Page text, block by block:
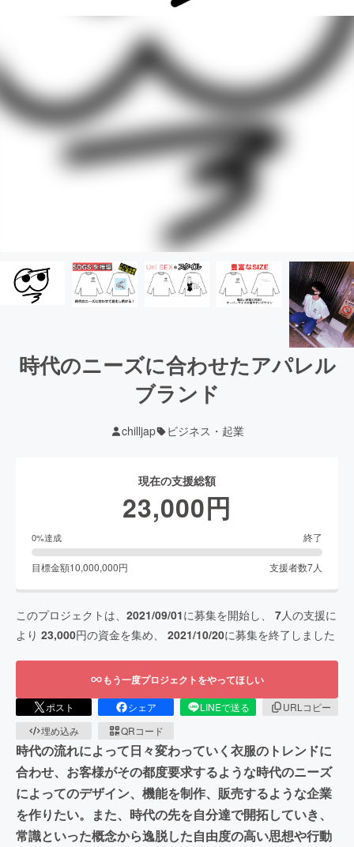
時代のニーズに合わせたアパレル
ブランド
chilljap ビジネス・起業
現在の支援総額
23,000円
0%達成 終了
目標金額10,000,000円 支援者数7人
このプロジェクトは、 2021/09/01に募集を開始し、 7人の支援に
より 23,000円の資金を集め、 2021/10/20に募集を終了しました
もう一度プロジェクトをやってほしい
ポスト シェア LINEで送る
URLコピー
埋め込み
QRコード
時代の流れによって日々変わっていく衣服のトレンドに
合わせ、お客様がその都度要求するような時代のニーズ
によってのデザイン、機能を制作、販売するような企業
を作りたい。また、時代の先を自分達で開拓していき、
常識といった概念から逸脱した自由度の高い思想や行動